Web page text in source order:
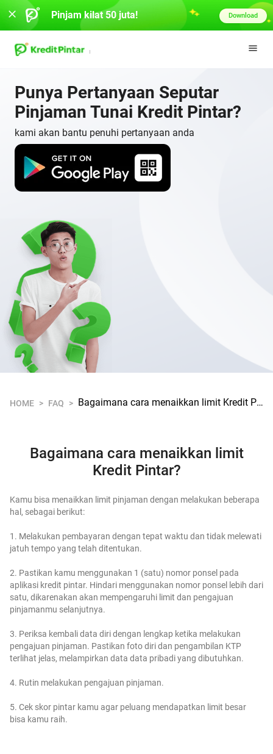
Punya Pertanyaan Seputar
Pinjaman Tunai Kredit Pintar?
kami akan bantu penuhi pertanyaan anda
HOME > FAQ > Bagaimana cara menaikkan limit Kredit Pintar?
Bagaimana cara menaikkan limit
Kredit Pintar?
Kamu bisa menaikkan limit pinjaman dengan melakukan beberapa
hal, sebagai berikut:
1. Melakukan pembayaran dengan tepat waktu dan tidak melewati
jatuh tempo yang telah ditentukan.
2. Pastikan kamu menggunakan 1 (satu) nomor ponsel pada
aplikasi kredit pintar. Hindari menggunakan nomor ponsel lebih dari
satu, dikarenakan akan mempengaruhi limit dan pengajuan
pinjamanmu selanjutnya.
3. Periksa kembali data diri dengan lengkap ketika melakukan
pengajuan pinjaman. Pastikan foto diri dan pengambilan KTP
terlihat jelas, melampirkan data data pribadi yang dibutuhkan.
4. Rutin melakukan pengajuan pinjaman.
5. Cek skor pintar kamu agar peluang mendapatkan limit besar
bisa kamu raih.
Pinjam kilat 50 juta! Download